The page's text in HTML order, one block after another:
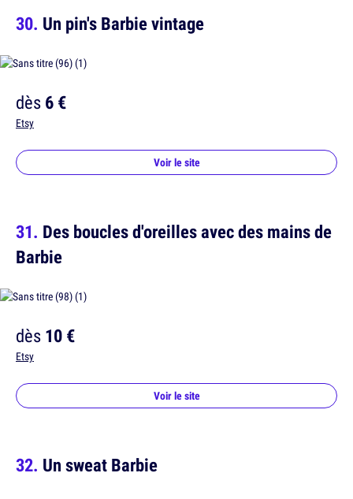
Un pin's Barbie vintage
dès6 €
Etsy
Voir le site
Des boucles d'oreilles avec des mains de
Barbie
dès10 €
Etsy
Voir le site
Un sweat Barbie